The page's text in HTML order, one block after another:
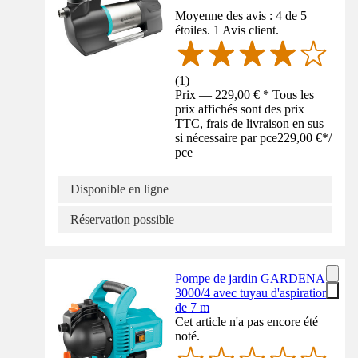
Moyenne des avis : 4 de 5
étoiles. 1 Avis client.
(1)
Prix — 229,00 € * Tous les
prix affichés sont des prix
TTC, frais de livraison en sus
si nécessaire par pce229,00 €*/
pce
Disponible en ligne
Réservation possible
Pompe de jardin GARDENA
3000/4 avec tuyau d'aspiration
de 7 m
Cet article n'a pas encore été
noté.